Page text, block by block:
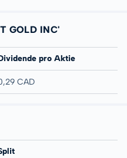
GOLD INC'
pro Aktie
CAD